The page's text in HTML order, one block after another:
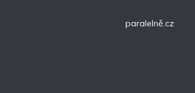
paralelně.cz